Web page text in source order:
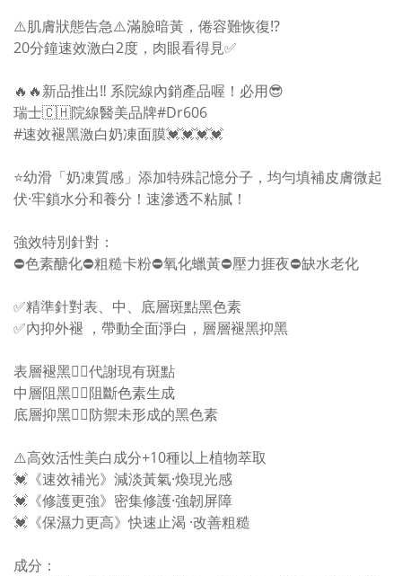
⚠️肌膚狀態告急⚠️滿臉暗黃，倦容難恢復⁉️
20分鐘速效激白2度，肉眼看得見✅
🔥🔥新品推出‼️ 系院線內銷產品喔！必用😎
瑞士🇨🇭院線醫美品牌#Dr606
#速效褪黑激白奶凍面膜💓💓💓💓
⭐️幼滑「奶凍質感」添加特殊記憶分子，均勻填補皮膚微起
伏·牢鎖水分和養分！速滲透不粘膩！
強效特別針對：
⛔️色素醣化⛔️粗糙卡粉⛔️氧化蠟黃⛔️壓力捱夜⛔️缺水老化
✅精準針對表、中、底層斑點黑色素
✅內抑外褪 ，帶動全面淨白，層層褪黑抑黑
表層褪黑👉🏻代謝現有斑點
中層阻黑👉🏻阻斷色素生成
底層抑黑👉🏻防禦未形成的黑色素
⚠️高效活性美白成分+10種以上植物萃取
💓《速效補光》減淡黃氣·煥現光感
💓《修護更強》密集修護·強韌屏障
💓《保濕力更高》快速止渴 ·改善粗糙
成分：